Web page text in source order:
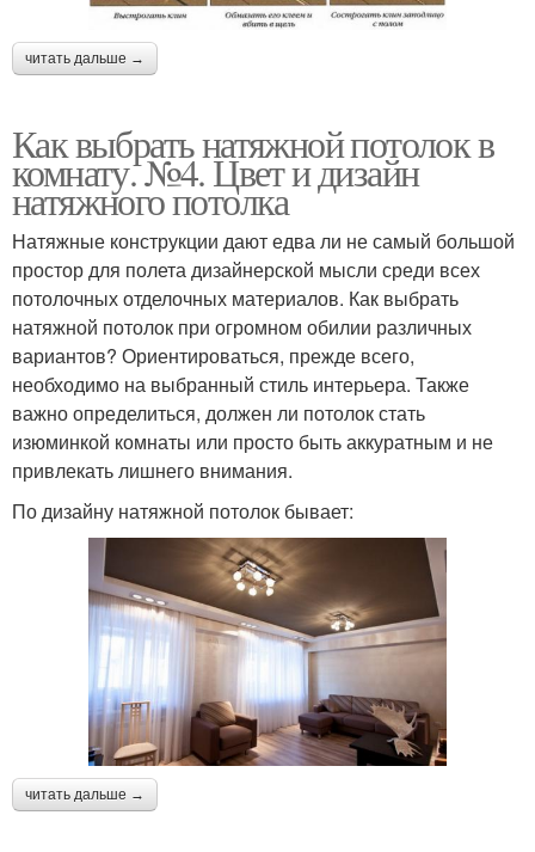
читать дальше →
Как выбрать натяжной потолок в
комнату. №4. Цвет и дизайн
натяжного потолка
Натяжные конструкции дают едва ли не самый большой
простор для полета дизайнерской мысли среди всех
потолочных отделочных материалов. Как выбрать
натяжной потолок при огромном обилии различных
вариантов? Ориентироваться, прежде всего,
необходимо на выбранный стиль интерьера. Также
важно определиться, должен ли потолок стать
изюминкой комнаты или просто быть аккуратным и не
привлекать лишнего внимания.
По дизайну натяжной потолок бывает:
читать дальше →